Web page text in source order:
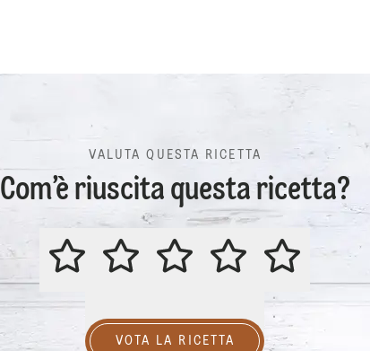
VALUTA QUESTA RICETTA
Com’è riuscita questa ricetta?
VALUTA QUESTA RICETTA
VOTA LA RICETTA